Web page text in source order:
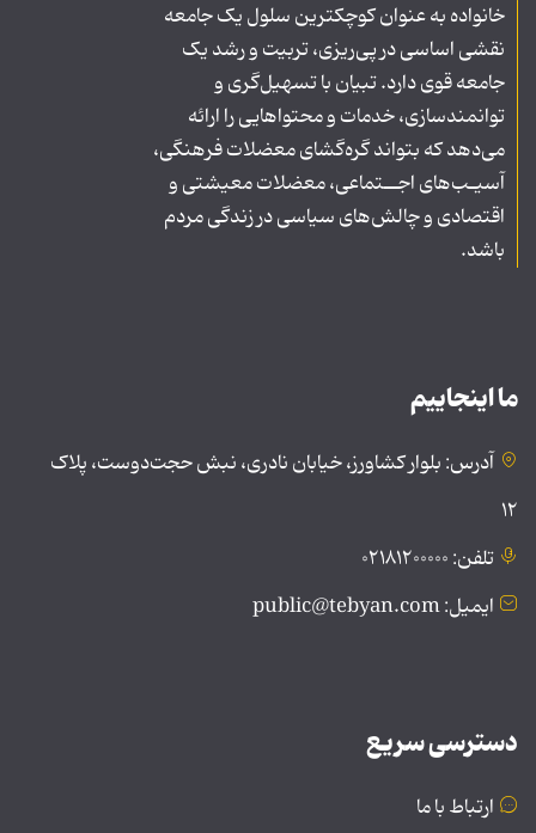
خانواده به عنوان کوچکترین سلول یک جامعه
نقشی اساسی در پی‌ریزی، تربیت و رشد یک
جامعه قوی دارد. تبیان با تسهیل‌گری و
توانمندسازی، خدمات و محتواهایی را ارائه
می‌دهد که بتواند گره‌گشای معضلات فرهنگی،
آسیـب‌های اجــتماعی، معضلات معیشتی و
اقتصادی و چالش‌های سیاسی در زندگی مردم
باشد.
ما اینجاییم
آدرس: بلوار کشاورز، خیابان نادری، نبش حجت‌دوست، پلاک
۱۲
تلفن: ۰۲۱۸۱۲۰۰۰۰۰
ایمیل: public@tebyan.com
دسترسی سریع
ارتباط با ما